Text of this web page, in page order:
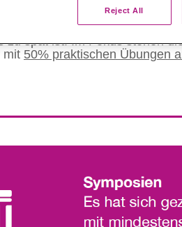
bei Berlin
spät ist! Im Fokus stehen
mit 50% praktischen Übungen
Reject All